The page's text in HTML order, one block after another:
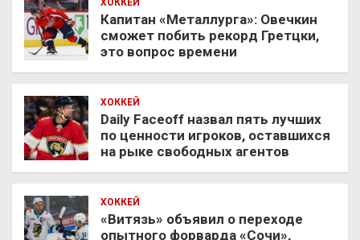
Капитан «Металлурга»: Овечкин
сможет побить рекорд Гретцки,
это вопрос времени
ХОККЕЙ
Daily Faceoff назвал пять лучших
по ценности игроков, оставшихся
на рыке свободных агентов
ХОККЕЙ
«Витязь» объявил о переходе
опытного форварда «Сочи»,